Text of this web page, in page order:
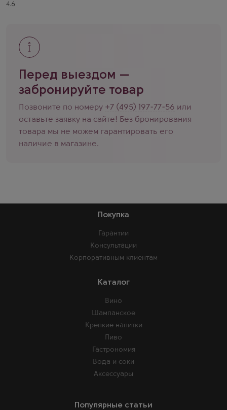
Перед выездом —
забронируйте товар
Позвоните по номеру +7 (495) 197-77-56 или
оставьте заявку на сайте! Без бронирования
товара мы не можем гарантировать его
наличие в магазине.
Покупка
Гарантии
Консультации
Корпоративным клиентам
Каталог
Вино
Шампанское
Крепкие напитки
Пиво
Гастрономия
Вода и соки
Аксессуары
Популярные статьи